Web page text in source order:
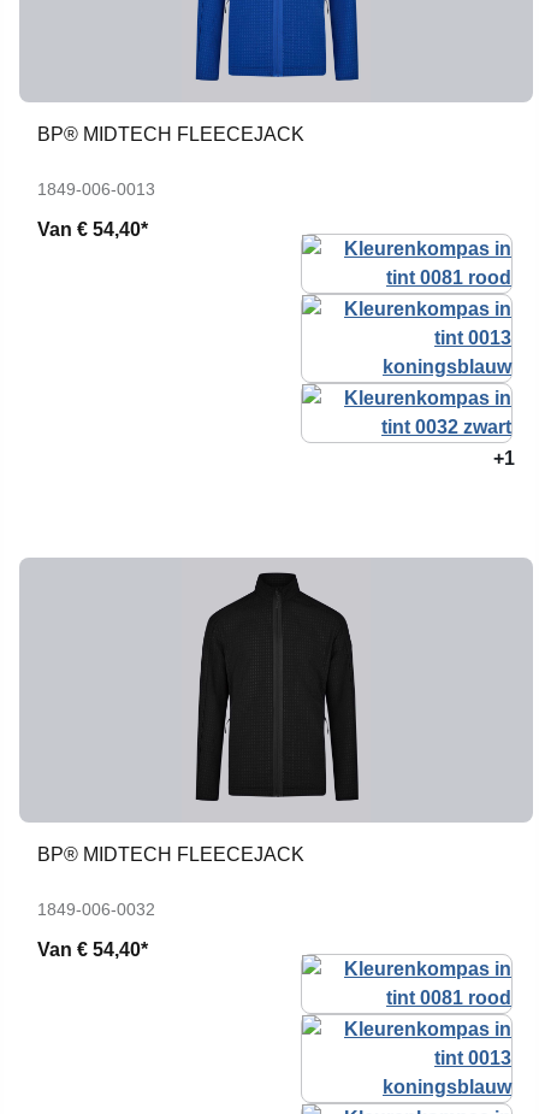
BP® MIDTECH FLEECEJACK
1849-006-0013
Van € 54,40*
+1
BP® MIDTECH FLEECEJACK
1849-006-0032
Van € 54,40*